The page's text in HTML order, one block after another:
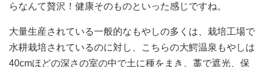
らなんて贅沢！健康そのものといった感じですね。
大量生産されている一般的なもやしの多くは、栽培工場で
水耕栽培されているのに対し、こちらの大鰐温泉もやしは
40cmほどの深さの室の中で土に種をまき、藁で遮光、保